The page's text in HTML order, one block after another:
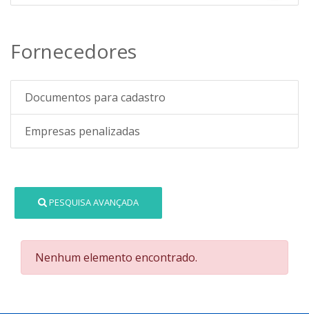
Fornecedores
Documentos para cadastro
Empresas penalizadas
PESQUISA AVANÇADA
Nenhum elemento encontrado.